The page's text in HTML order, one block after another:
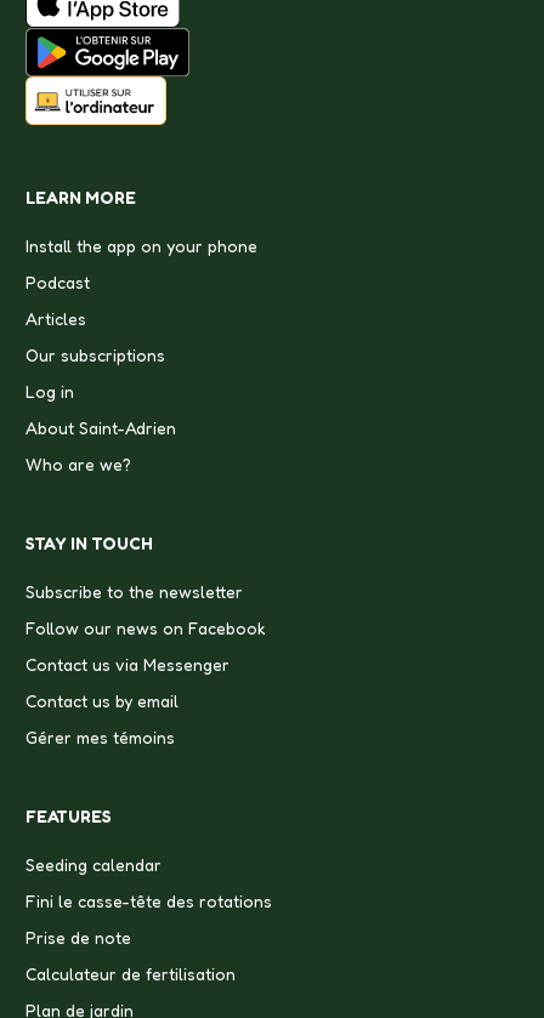
LEARN MORE
Install the app on your phone
Podcast
Articles
Our subscriptions
Log in
About Saint-Adrien
Who are we?
STAY IN TOUCH
Subscribe to the newsletter
Follow our news on Facebook
Contact us via Messenger
Contact us by email
Gérer mes témoins
FEATURES
Seeding calendar
Fini le casse-tête des rotations
Prise de note
Calculateur de fertilisation
Plan de jardin